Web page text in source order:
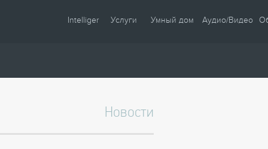
Intelliger
Партнеры
Услуги
Монтаж
Настройка
Умный дом
Управление
Климат
Аудио/Видео
Новости